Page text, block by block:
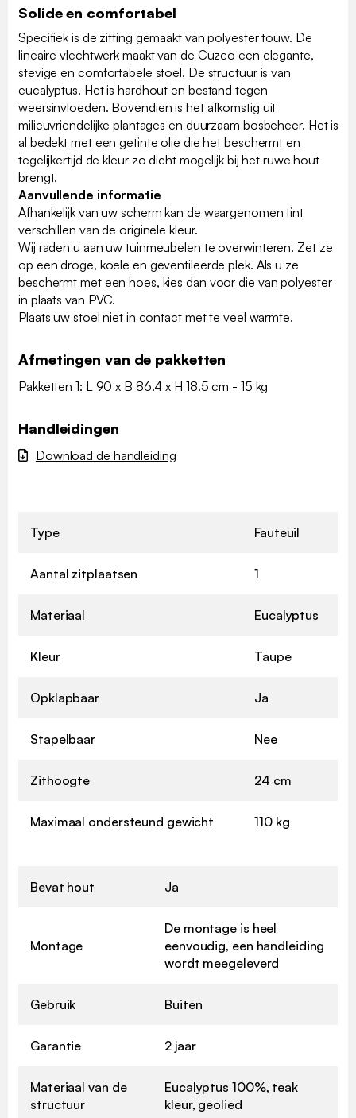
Solide en comfortabel
Specifiek is de zitting gemaakt van polyester touw. De
lineaire vlechtwerk maakt van de Cuzco een elegante,
stevige en comfortabele stoel. De structuur is van
eucalyptus. Het is hardhout en bestand tegen
weersinvloeden. Bovendien is het afkomstig uit
milieuvriendelijke plantages en duurzaam bosbeheer. Het is
al bedekt met een getinte olie die het beschermt en
tegelijkertijd de kleur zo dicht mogelijk bij het ruwe hout
brengt.
Aanvullende informatie
Afhankelijk van uw scherm kan de waargenomen tint
verschillen van de originele kleur.
Wij raden u aan uw tuinmeubelen te overwinteren. Zet ze
op een droge, koele en geventileerde plek. Als u ze
beschermt met een hoes, kies dan voor die van polyester
in plaats van PVC.
Plaats uw stoel niet in contact met te veel warmte.
Afmetingen van de pakketten
Pakketten 1: L 90 x B 86.4 x H 18.5 cm - 15 kg
Handleidingen
Download de handleiding
Type Fauteuil
Aantal zitplaatsen 1
Materiaal Eucalyptus
Kleur Taupe
Opklapbaar Ja
Stapelbaar Nee
Zithoogte 24 cm
Maximaal ondersteund gewicht 110 kg
Bevat hout Ja
Montage
De montage is heel
eenvoudig, een handleiding
wordt meegeleverd
Gebruik Buiten
Garantie 2 jaar
Materiaal van de
structuur
Eucalyptus 100%, teak
kleur, geolied